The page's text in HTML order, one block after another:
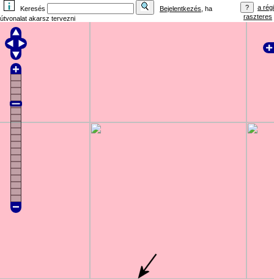
Keresés Bejelentkezés , ha
útvonalat akarsz tervezni
a régi
raszteres